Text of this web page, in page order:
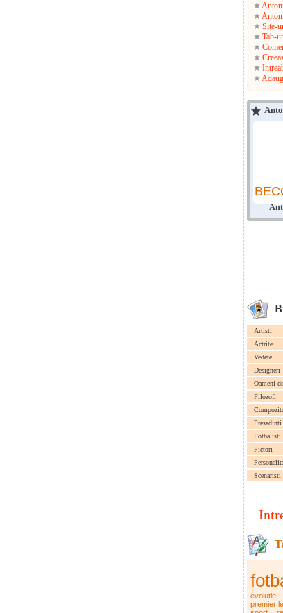
Site-
Tab-
Artisti
Actrite
Vedete
Designeri
Oameni
Filozofi
Presedinti
Fotbalisti
Pictori
Scenaristi
evolutie
premier